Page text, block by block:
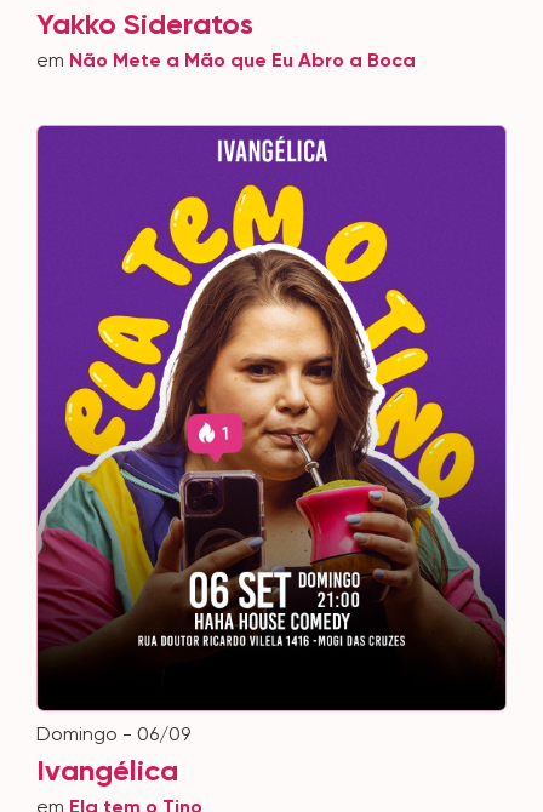
Yakko Sideratos
em Não Mete a Mão que Eu Abro a Boca
domingo - 06/09
Ivangélica